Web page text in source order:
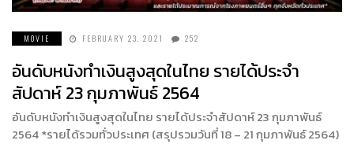
MOVIE FEBRUARY 23, 2021 252
อันดับหนังทำเงินสูงสุดในไทย รายได้ประจำ
สัปดาห์ 23 กุมภาพันธ์ 2564
อันดับหนังทำเงินสูงสุดในไทย รายได้ประจำสัปดาห์ 23 กุมภาพันธ์
2564 *รายได้รวมทั่วประเทศ (สรุปรวมวันที่ 18 – 21 กุมภาพันธ์ 2564)